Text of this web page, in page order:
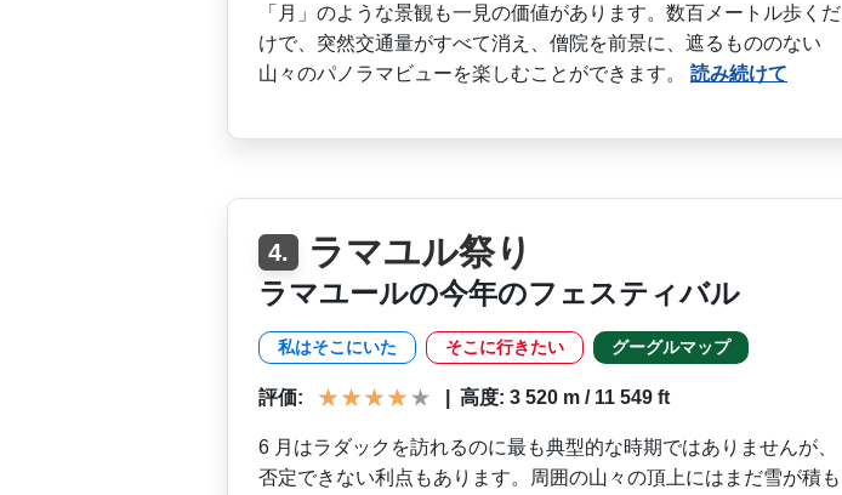
「月」のような景観­も一見の価値があります。数百メートル歩くだ
けで、­突然交通量がすべて消え、僧院を前景に、遮るものの­ない
山々のパノラマビューを楽しむことができます。 読み続けて
4. ラマユル祭り
ラマユールの今年のフェスティバル
私はそこにいた そこに行きたい グーグルマップ
評価: 高度: 3 520 m / 11 549 ft
6 月はラダックを訪れるのに最­も典型的な時期ではありませんが、
否定できない利点­もあります。周囲の山々の頂上にはまだ雪が積も